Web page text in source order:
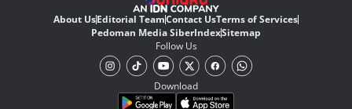
About UsEditorial TeamContact UsTerms of Services
Pedoman Media SiberIndexSitemap
Follow Us
Download